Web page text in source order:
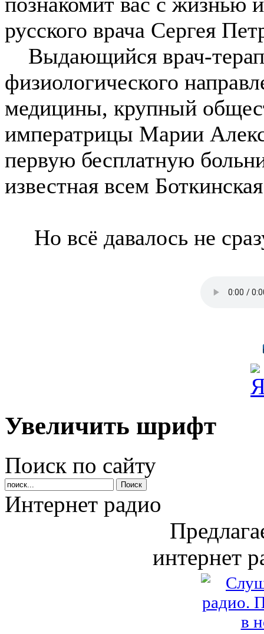
русского врача Сергея
Выдающийся врач-
физиологического
медицины, крупный
императрицы Марии
первую бесплатную
известная всем
Но всё давалось не
Увеличить шрифт
Поиск по сайту
Интернет радио
интернет